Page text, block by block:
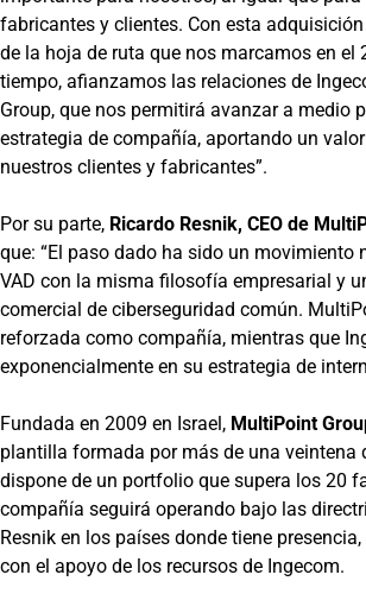
fabricantes y clientes. Con esta
de la hoja de ruta que nos marcamos en el
tiempo, afianzamos las relaciones de
Group, que nos permitirá avanzar a medio
estrategia de compañía, aportando un
nuestros clientes y fabricantes”.
Por su parte, Ricardo Resnik, CEO de
que: “El paso dado ha sido un movimiento
VAD con la misma filosofía empresarial y
comercial de ciberseguridad común.
reforzada como compañía, mientras que
exponencialmente en su estrategia de
Fundada en 2009 en Israel, MultiPoint
plantilla formada por más de una veintena
dispone de un portfolio que supera los 20
compañía seguirá operando bajo las
Resnik en los países donde tiene
con el apoyo de los recursos de Ingecom.